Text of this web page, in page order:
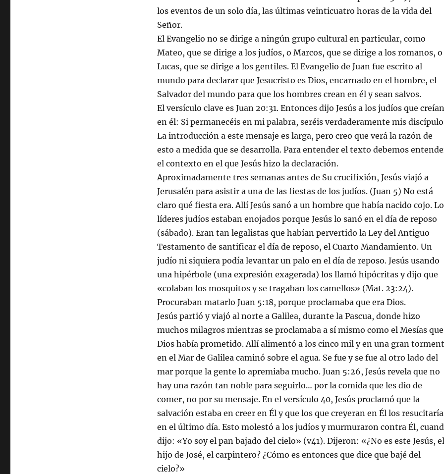
los eventos de un solo día, las últimas veinticuatro horas de la vida del
Señor.
El Evangelio no se dirige a ningún grupo cultural en particular, como
Mateo, que se dirige a los judíos, o Marcos, que se dirige a los romanos, o
Lucas, que se dirige a los gentiles. El Evangelio de Juan fue escrito al
mundo para declarar que Jesucristo es Dios, encarnado en el hombre, el
Salvador del mundo para que los hombres crean en él y sean salvos.
El versículo clave es Juan 20:31. Entonces dijo Jesús a los judíos que creían
en él: Si permanecéis en mi palabra, seréis verdaderamente mis
La introducción a este mensaje es larga, pero creo que verá la razón de
esto a medida que se desarrolla. Para entender el texto debemos
el contexto en el que Jesús hizo la declaración.
Aproximadamente tres semanas antes de Su crucifixión, Jesús viajó a
Jerusalén para asistir a una de las fiestas de los judíos. (Juan 5) No está
claro qué fiesta era. Allí Jesús sanó a un hombre que había nacido cojo.
líderes judíos estaban enojados porque Jesús lo sanó en el día de reposo
(sábado). Eran tan legalistas que habían pervertido la Ley del Antiguo
Testamento de santificar el día de reposo, el Cuarto Mandamiento. Un
judío ni siquiera podía levantar un palo en el día de reposo. Jesús usando
una hipérbole (una expresión exagerada) los llamó hipócritas y dijo que
«colaban los mosquitos y se tragaban los camellos» (Mat. 23:24).
Procuraban matarlo Juan 5:18, porque proclamaba que era Dios.
Jesús partió y viajó al norte a Galilea, durante la Pascua, donde hizo
muchos milagros mientras se proclamaba a sí mismo como el Mesías que
Dios había prometido. Allí alimentó a los cinco mil y en una gran
en el Mar de Galilea caminó sobre el agua. Se fue y se fue al otro lado del
mar porque la gente lo apremiaba mucho. Juan 5:26, Jesús revela que no
hay una razón tan noble para seguirlo… por la comida que les dio de
comer, no por su mensaje. En el versículo 40, Jesús proclamó que la
salvación estaba en creer en Él y que los que creyeran en Él los resucitaría
en el último día. Esto molestó a los judíos y murmuraron contra Él,
dijo: «Yo soy el pan bajado del cielo» (v41). Dijeron: «¿No es este Jesús, el
hijo de José, el carpintero? ¿Cómo es entonces que dice que bajé del
cielo?»